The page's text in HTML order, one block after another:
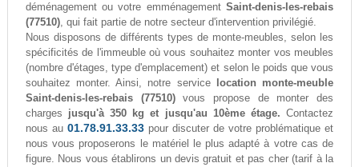
déménagement ou votre emménagementSaint-denis-les-rebais
(77510), qui fait partie de notre secteur d'intervention privilégié.
Nous disposons de différents types de monte-meubles, selon les
spécificités de l'immeuble où vous souhaitez monter vos meubles
(nombre d'étages, type d'emplacement) et selon le poids que vous
souhaitez monter. Ainsi, notre service
location monte-meuble
Saint-denis-les-rebais (77510)vous propose de monter des
charges jusqu'à 350 kg et jusqu'au 10ème étage. Contactez
nous au 01.78.91.33.33pour discuter de votre problématique et
nous vous proposerons le matériel le plus adapté à votre cas de
figure. Nous vous établirons un devis gratuit et pas cher (tarif à la